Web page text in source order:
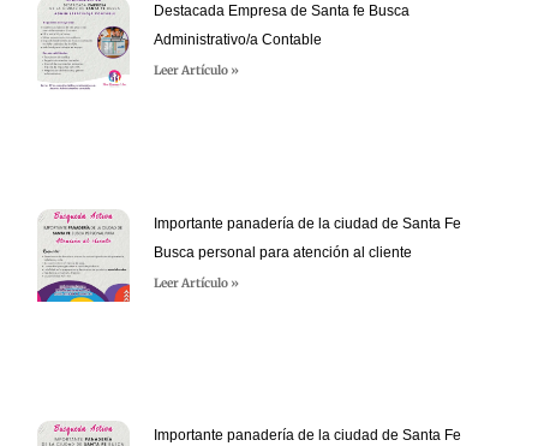
Destacada Empresa de Santa fe Busca
Administrativo/a Contable
Leer Artículo »
Importante panadería de la ciudad de Santa Fe
Busca personal para atención al cliente
Leer Artículo »
Importante panadería de la ciudad de Santa Fe